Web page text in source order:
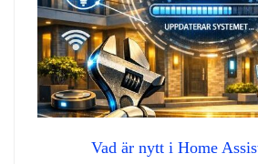
Vad är nytt i Home